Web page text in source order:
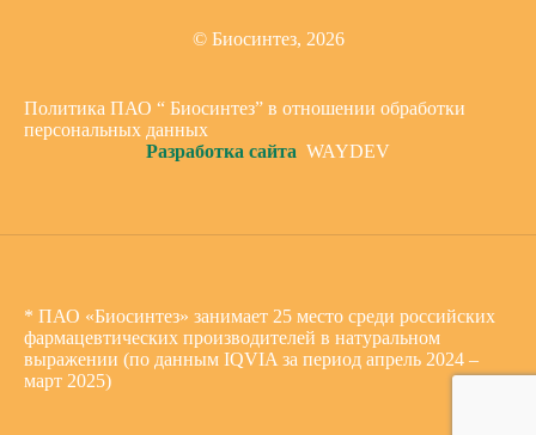
© Биосинтез, 2026
Политика ПАО “ Биосинтез” в отношении обработки
персональных данных
Разработка сайта WAYDEV
* ПАО «Биосинтез» занимает 25 место среди российских
фармацевтических производителей в натуральном
выражении (по данным IQVIA за период апрель 2024 –
март 2025)